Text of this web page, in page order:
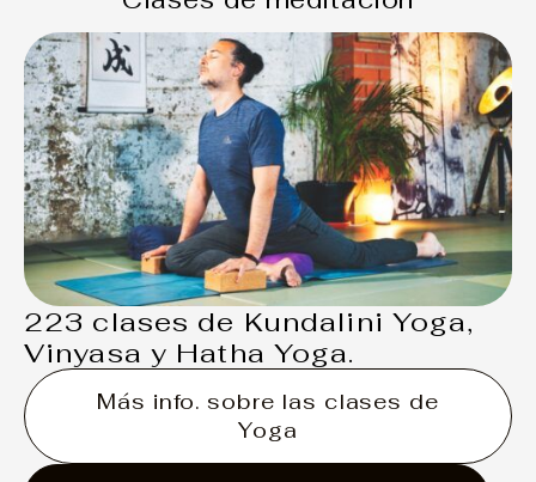
223 clases de Kundalini Yoga,
Vinyasa y Hatha Yoga.
Más info. sobre las clases de
Yoga